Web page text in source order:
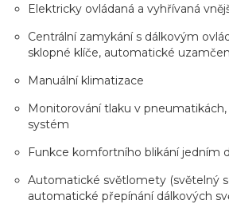
Elektricky ovládaná a vyhřívaná
Centrální zamykání s dálkovým
sklopné klíče, automatické
Manuální klimatizace
Monitorování tlaku v
systém
Funkce komfortního blikání jedním
Automatické světlomety (světelný
automatické přepínání dálkových